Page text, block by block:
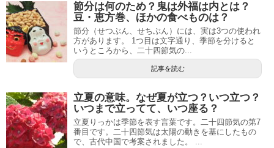
節分は何のため？鬼は外福は内とは？
豆・恵方巻、ほかの食べものは？
節分（せつぶん、せちぶん）には、実は3つの使われ
方があります。 1つ目は文字通り、季節を分けると
いうところから、二十四節気の...
記事を読む
立夏の意味。なぜ夏が立つ？いつ立つ？
いつまで立ってて、いつ座る？
立夏りっかは季節を表す言葉です。二十四節気の第7
番目です。二十四節気は太陽の動きを基にしたもの
で、古代中国で考案されました。 ...